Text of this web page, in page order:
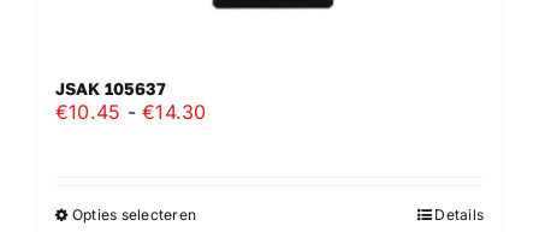
JSAK 105637
€10.45 - €14.30Prijsklasse:
Opties selecterenDit
Details